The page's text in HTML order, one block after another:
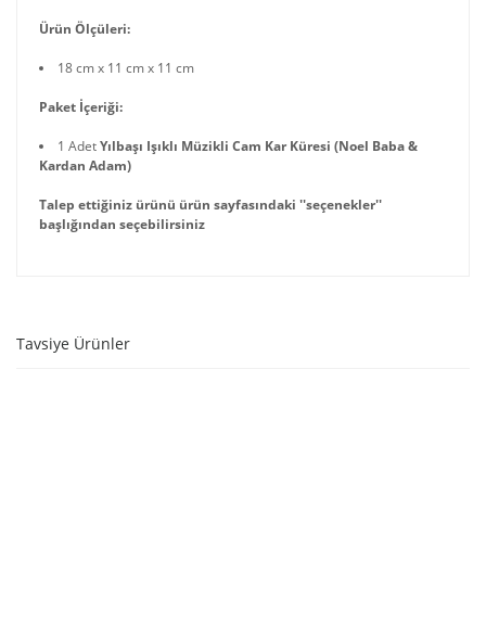
Ürün Ölçüleri:
18 cm x 11 cm x 11 cm
Paket İçeriği:
1 AdetYılbaşı Işıklı Müzikli Cam Kar Küresi (Noel Baba &
Kardan Adam)
Talep ettiğiniz ürünü ürün sayfasındaki ''seçenekler''
başlığından seçebilirsiniz
Tavsiye Ürünler